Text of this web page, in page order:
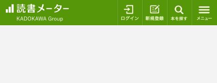
ログイン 新規登録